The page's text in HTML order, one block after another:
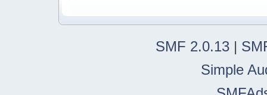
SMF 2.0.13 |
Simple